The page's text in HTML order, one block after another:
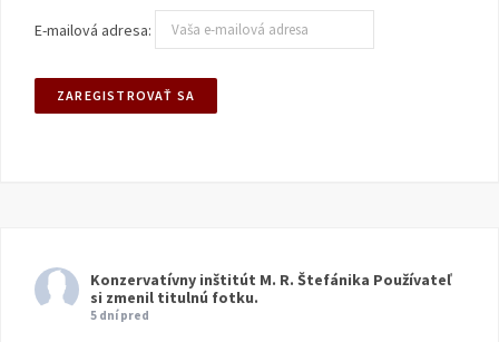
E-mailová adresa:
Konzervatívny inštitút M. R. Štefánika Používateľ
si zmenil titulnú fotku.
5 dní pred